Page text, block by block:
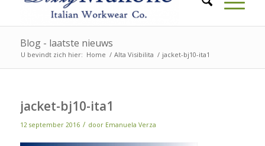
Blog - laatste nieuws
U bevindt zich hier: Home / Alta Visibilita / jacket-bj10-ita1
jacket-bj10-ita1
12 september 2016 / door Emanuela Verza